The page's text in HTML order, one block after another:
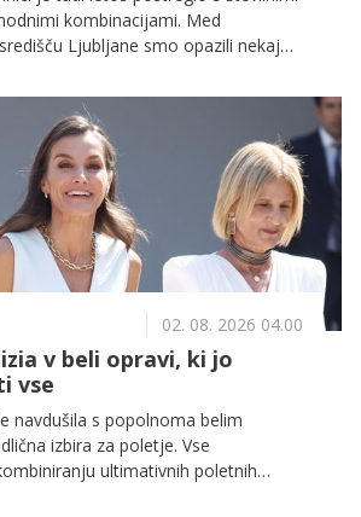
kombinacijami. Med
Ljubljane smo opazili nekaj
še posebej izstopali.
02. 08. 2026 04.00
v beli opravi, ki jo
vse
navdušila s popolnoma belim
izbira za poletje. Vse
ultimativnih poletnih